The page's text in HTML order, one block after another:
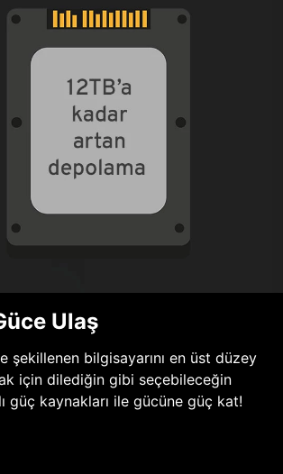
Ulaş
şekillenen bilgisayarını en üst düzey
için dilediğin gibi seçebileceğin
güç kaynakları ile gücüne güç kat!